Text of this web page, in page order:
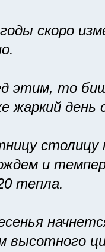
скоро
этим, то
жаркий день
и
тепла.
высотного